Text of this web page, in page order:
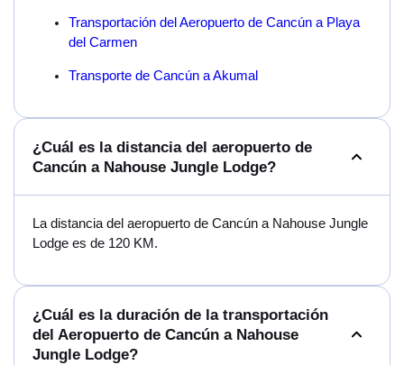
Transportación del Aeropuerto de Cancún a Playa
del Carmen
Transporte de Cancún a Akumal
¿Cuál es la distancia del aeropuerto de
Cancún a Nahouse Jungle Lodge?
La distancia del aeropuerto de Cancún a Nahouse Jungle
Lodge es de 120 KM.
¿Cuál es la duración de la transportación
del Aeropuerto de Cancún a Nahouse
Jungle Lodge?